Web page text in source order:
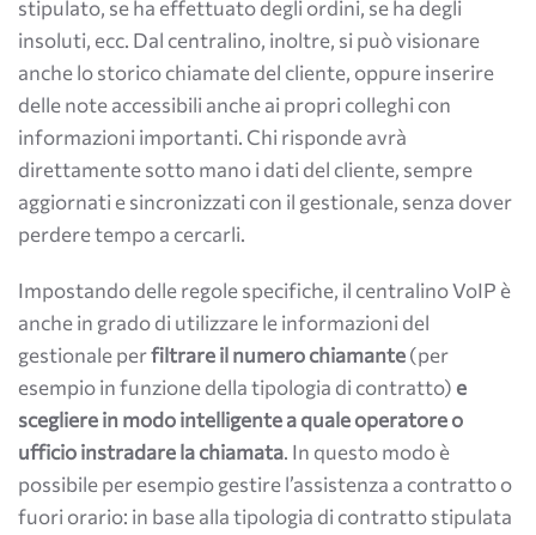
stipulato, se ha effettuato degli ordini, se ha degli
insoluti, ecc. Dal centralino, inoltre, si può visionare
anche lo storico chiamate del cliente, oppure inserire
delle note accessibili anche ai propri colleghi con
informazioni importanti. Chi risponde avrà
direttamente sotto mano i dati del cliente, sempre
aggiornati e sincronizzati con il gestionale, senza dover
perdere tempo a cercarli.
Impostando delle regole specifiche, il centralino VoIP è
anche in grado di utilizzare le informazioni del
gestionale perfiltrare il numero chiamante(per
esempio in funzione della tipologia di contratto) e
scegliere in modo intelligente a quale operatore o
ufficio instradare la chiamata. In questo modo è
possibile per esempio gestire l’assistenza a contratto o
fuori orario: in base alla tipologia di contratto stipulata